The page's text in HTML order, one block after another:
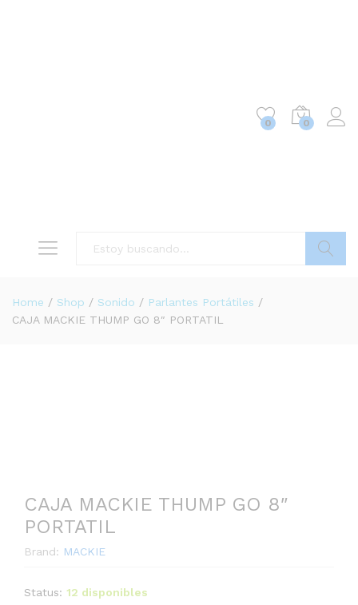
0 0
Home / Shop / Sonido / Parlantes Portátiles /
CAJA MACKIE THUMP GO 8″ PORTATIL
CAJA MACKIE THUMP GO 8″
PORTATIL
Brand: MACKIE
Status: 12 disponibles